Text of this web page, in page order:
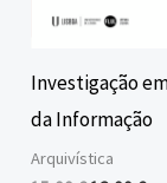
Investigação
da Informação
Arquivística